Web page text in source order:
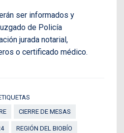
ser informados y
de Policía
jurada notarial,
o certificado médico.
CIERRE DE MESAS
REGIÓN DEL BIOBÍO